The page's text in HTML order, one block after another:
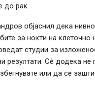
до рак.
објаснил дека
за нокти на клеточно
студии за
резултати. Сè додека
или да се